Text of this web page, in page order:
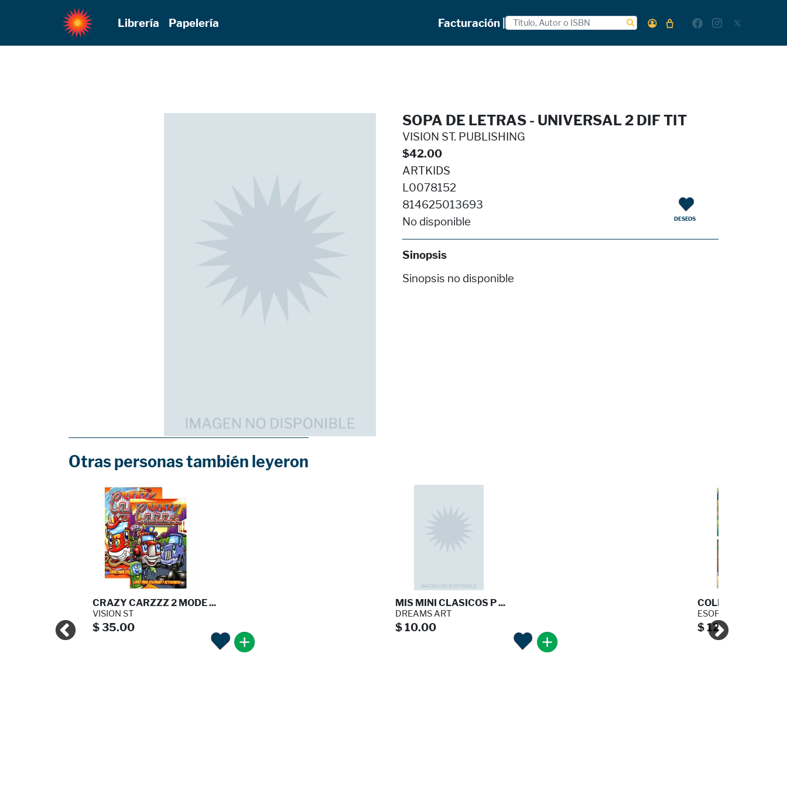
Librería Papelería Facturación |
SOPA DE LETRAS - UNIVERSAL 2 DIF TIT
VISION ST. PUBLISHING
$42.00
ARTKIDS
L0078152
814625013693
No disponible
Sinopsis
DESEOS
Sinopsis no disponible
Otras personas también leyeron
CRAZY CARZZZ 2 MODE ...
VISION ST
$ 35.00
MIS MINI CLASICOS P ...
DREAMS ART
$ 10.00
COLECCION
ESOPO
$ 12.00